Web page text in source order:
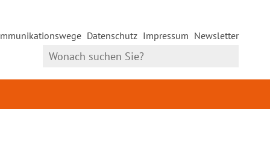
Datenschutz Impressum Newsletter